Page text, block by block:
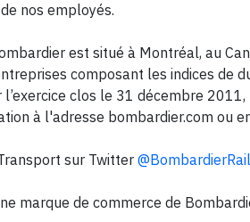
nos employés.
est situé à Montréal, au
composant les indices de
l’exercice clos le 31 décembre
à l'adresse bombardier.com ou
sur Twitter@BombardierRail
marque de commerce de